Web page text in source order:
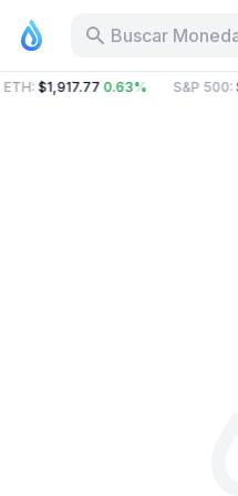
Buscar
ETH: $1,917.77 0.63% S&P 500: